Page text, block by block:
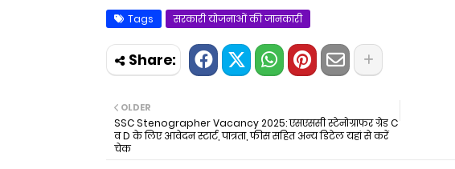
Tags सरकारी योजनाओं की जानकारी
OLDER
SSC Stenographer Vacancy 2025: एसएससी स्टेनोग्राफर ग्रेड C
व D के लिए आवेदन स्टार्ट, पात्रता, फीस सहित अन्य डिटेल यहां से करें
चेक